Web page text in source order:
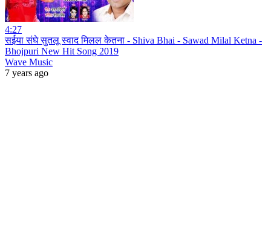
4:27
सईया संघे सुतलू स्वाद मिलल केतना - Shiva Bhai - Sawad Milal Ketna -
Bhojpuri New Hit Song 2019
Wave Music
7 years ago